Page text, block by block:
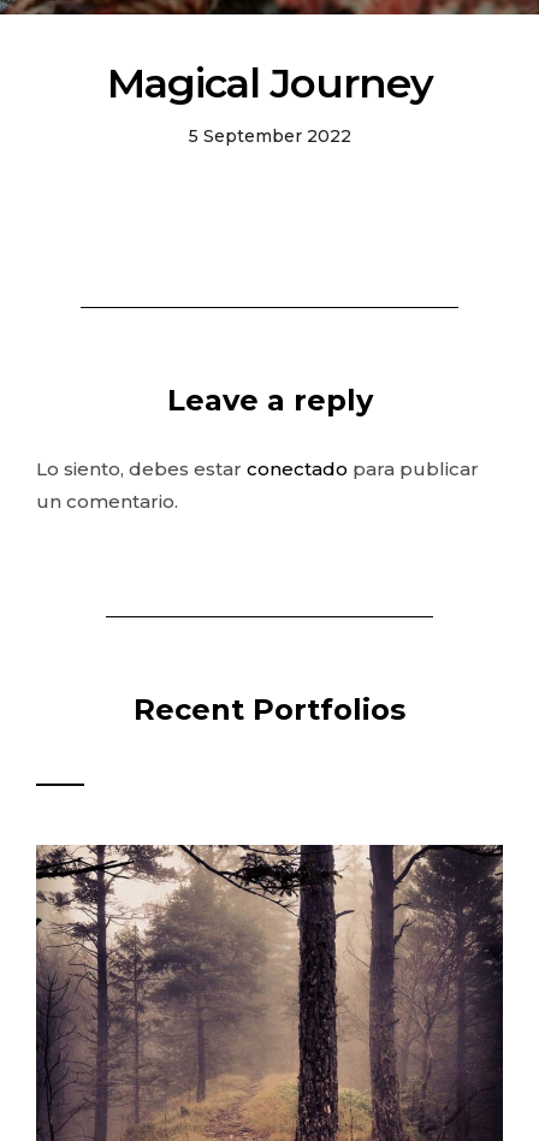
Magical Journey
5 September 2022
Leave a reply
Lo siento, debes estar conectado para publicar
un comentario.
Recent Portfolios